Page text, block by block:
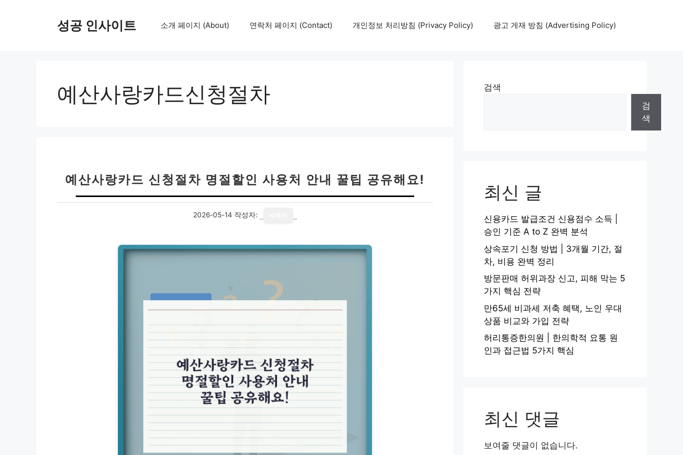
성공 인사이트 소개 페이지 (About) 연락처 페이지 (Contact) 개인정보 처리방침 (Privacy Policy) 광고 게재 방침 (Advertising Policy)
예산사랑카드신청절차
예산사랑카드 신청절차 명절할인 사용처 안내 꿀팁 공유해요!
2026-05-14 작성자:
검색
검
색
최신 글
신용카드 발급조건 신용점수 소득 |
승인 기준 A to Z 완벽 분석
상속포기 신청 방법 | 3개월 기간, 절
차, 비용 완벽 정리
방문판매 허위과장 신고, 피해 막는 5
가지 핵심 전략
만65세 비과세 저축 혜택, 노인 우대
상품 비교와 가입 전략
허리통증한의원 | 한의학적 요통 원
인과 접근법 5가지 핵심
최신 댓글
보여줄 댓글이 없습니다.